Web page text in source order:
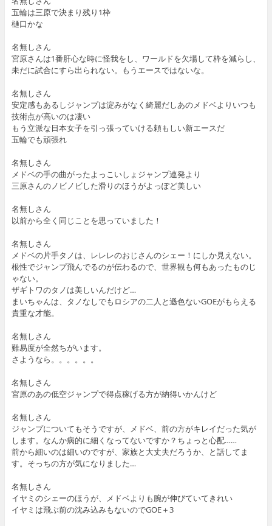
五輪は三原で決まり残り1枠
樋口かな
名無しさん
宮原さんは1番肝心な時に怪我をし、ワールドを欠場して枠を減らし、
未だに試合にすら出られない。もうエースではないな。
名無しさん
安定感もあるしジャンプは淀みがなく綺麗だしあのメドベよりいつも
技術点が高いのは凄い
もう立派な日本女子を引っ張っていける頼もしい新エースだ
五輪でも頑張れ
名無しさん
メドベの手の曲がったよっこいしょジャンプ連発より
三原さんのノビノビした滑りのほうがよっぽど美しい
名無しさん
以前から全く同じことを思っていました！
名無しさん
メドベの片手タノは、レレレのおじさんのシェー！にしか見えない。
根性でジャンプ飛んでるのが伝わるので、世界観も何もあったものじ
ゃない。
ザギトワのタノは美しいんだけど…
まいちゃんは、タノなしでもロシアの二人と遜色ないGOEがもらえる
貴重な才能。
名無しさん
難易度が全然ちがいます。
さようなら。。。。。。
名無しさん
宮原のあの低空ジャンプで得点稼げる方が納得いかんけど
名無しさん
ジャンプについてもそうですが、メドベ、前の方がキレイだった気が
します。なんか病的に細くなってないですか？ちょっと心配……
前から細いのは細いのですが、家族と大丈夫だろうか、と話してま
す。そっちの方が気になりました…
名無しさん
イヤミのシェーのほうが、メドベよりも腕が伸びていてきれい
イヤミは飛ぶ前の沈み込みもないのでGOE＋3